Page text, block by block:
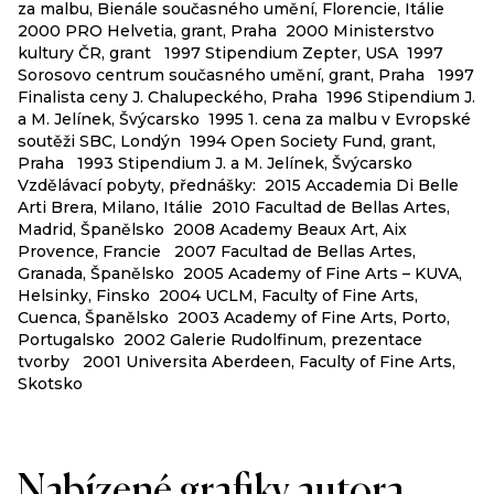
Galerie ASM, Natura post mortem, Brémy, SRN
Galerie Pintner, Acryl auf Leinwand, Frankfurt n. Moh.,
SRN
1998
Galerie Sýpka, 3xMalba, (+M. Mainer, Kokolia), O. Bitýška
Galerie Raiffeisen, Natur, Praha
1997
Galerie Genia Loci, Čí jsou dějiny umění?, Praha
The Humboldt Arts C., Breaking The Barriers, Eureka,
USA
1996
Galerie Behémót, Tataku, Praha
1995
Galerie Behémót, (+T.Mašín), Malba I., Praha
1994
za malbu, Bienále současného umění, Florencie, Itálie
2000 PRO Helvetia, grant, Praha 2000 Ministerstvo
kultury ČR, grant 1997 Stipendium Zepter, USA 1997
Sorosovo centrum současného umění, grant, Praha 1997
Finalista ceny J. Chalupeckého, Praha 1996 Stipendium J.
a M. Jelínek, Švýcarsko 1995 1. cena za malbu v Evropské
soutěži SBC, Londýn 1994 Open Society Fund, grant,
Praha 1993 Stipendium J. a M. Jelínek, Švýcarsko
Vzdělávací pobyty, přednášky: 2015 Accademia Di Belle
Arti Brera, Milano, Itálie 2010 Facultad de Bellas Artes,
Madrid, Španělsko 2008 Academy Beaux Art, Aix
Provence, Francie 2007 Facultad de Bellas Artes,
Granada, Španělsko 2005 Academy of Fine Arts – KUVA,
Helsinky, Finsko 2004 UCLM, Faculty of Fine Arts,
Cuenca, Španělsko 2003 Academy of Fine Arts, Porto,
Portugalsko 2002 Galerie Rudolfinum, prezentace
tvorby 2001 Universita Aberdeen, Faculty of Fine Arts,
Skotsko